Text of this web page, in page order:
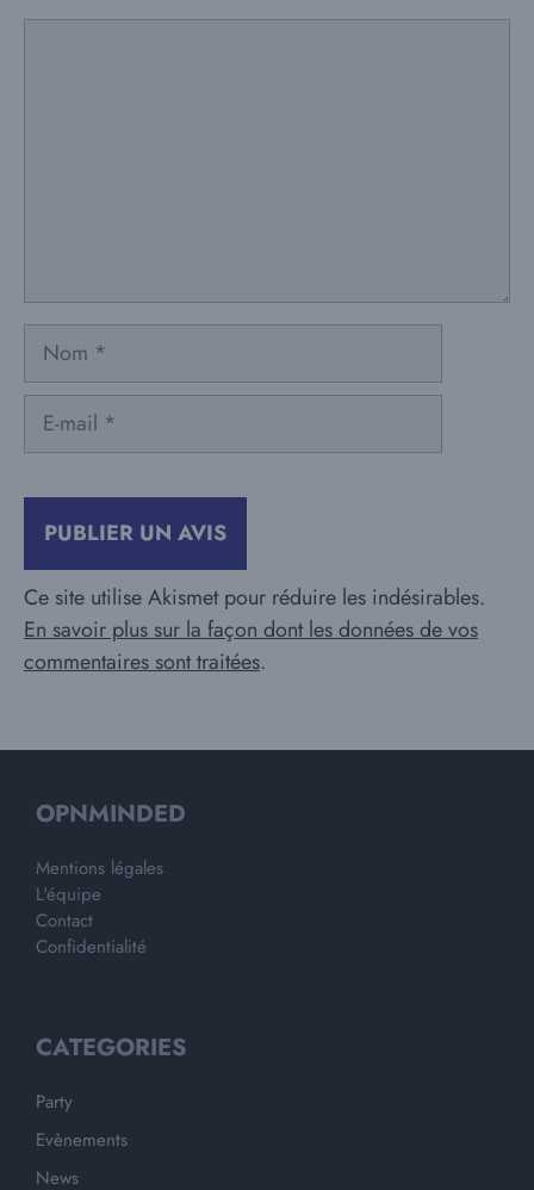
Nom
Ce site utilise Akismet pour réduire les indésirables.
En savoir plus sur la façon dont les données de vos
commentaires sont traitées.
OPNMINDED
Mentions légales
L'équipe
Contact
Confidentialité
CATEGORIES
Party
Evènements
News